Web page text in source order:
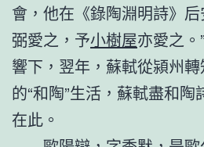
會，他在《錄陶淵明詩》
弼愛之，予小樹屋亦愛之
響下，翌年，蘇軾從潁州
的“和陶”生活，蘇軾盡和
在此。